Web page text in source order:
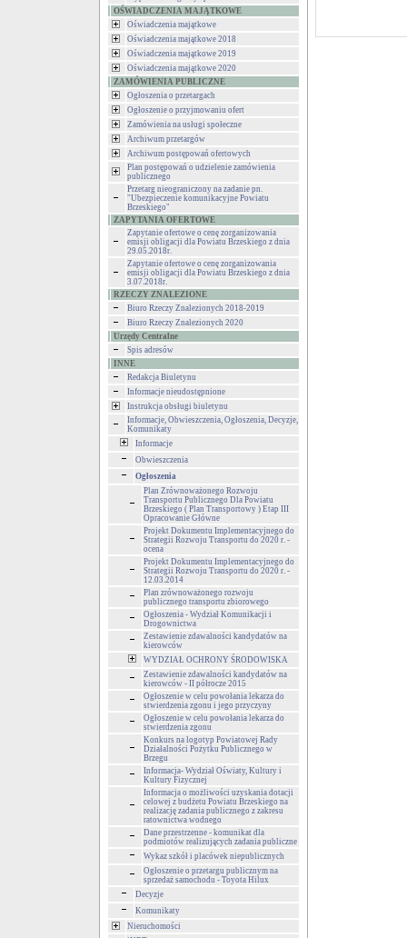
OŚWIADCZENIA MAJĄTKOWE
Oświadczenia majątkowe
Oświadczenia majątkowe 2018
Oświadczenia majątkowe 2019
Oświadczenia majątkowe 2020
ZAMÓWIENIA PUBLICZNE
Ogłoszenia o przetargach
Ogłoszenie o przyjmowaniu ofert
Zamówienia na usługi społeczne
Archiwum przetargów
Archiwum postępowań ofertowych
Plan postępowań o udzielenie zamówienia
publicznego
Przetarg nieograniczony na zadanie pn.
"Ubezpieczenie komunikacyjne Powiatu
Brzeskiego"
ZAPYTANIA OFERTOWE
Zapytanie ofertowe o cenę zorganizowania
emisji obligacji dla Powiatu Brzeskiego z dnia
29.05.2018r.
Zapytanie ofertowe o cenę zorganizowania
emisji obligacji dla Powiatu Brzeskiego z dnia
3.07.2018r.
RZECZY ZNALEZIONE
Biuro Rzeczy Znalezionych 2018-2019
Biuro Rzeczy Znalezionych 2020
Urzędy Centralne
Spis adresów
INNE
Redakcja Biuletynu
Informacje nieudostępnione
Instrukcja obsługi biuletynu
Informacje, Obwieszczenia, Ogłoszenia, Decyzje,
Komunikaty
Informacje
Obwieszczenia
Ogłoszenia
Plan Zrównoważonego Rozwoju
Transportu Publicznego Dla Powiatu
Brzeskiego ( Plan Transportowy ) Etap III
Opracowanie Główne
Projekt Dokumentu Implementacyjnego do
Strategii Rozwoju Transportu do 2020 r. -
ocena
Projekt Dokumentu Implementacyjnego do
Strategii Rozwoju Transportu do 2020 r. -
12.03.2014
Plan zrównoważonego rozwoju
publicznego transportu zbiorowego
Ogłoszenia - Wydział Komunikacji i
Drogownictwa
Zestawienie zdawalności kandydatów na
kierowców
WYDZIAŁ OCHRONY ŚRODOWISKA
Zestawienie zdawalności kandydatów na
kierowców - II półrocze 2015
Ogłoszenie w celu powołania lekarza do
stwierdzenia zgonu i jego przyczyny
Ogłoszenie w celu powołania lekarza do
stwierdzenia zgonu
Konkurs na logotyp Powiatowej Rady
Działalności Pożytku Publicznego w
Brzegu
Informacja- Wydział Oświaty, Kultury i
Kultury Fizycznej
Informacja o możliwości uzyskania dotacji
celowej z budżetu Powiatu Brzeskiego na
realizację zadania publicznego z zakresu
ratownictwa wodnego
Dane przestrzenne - komunikat dla
podmiotów realizujących zadania publiczne
Wykaz szkół i placówek niepublicznych
Ogłoszenie o przetargu publicznym na
sprzedaż samochodu - Toyota Hilux
Decyzje
Komunikaty
Nieruchomości